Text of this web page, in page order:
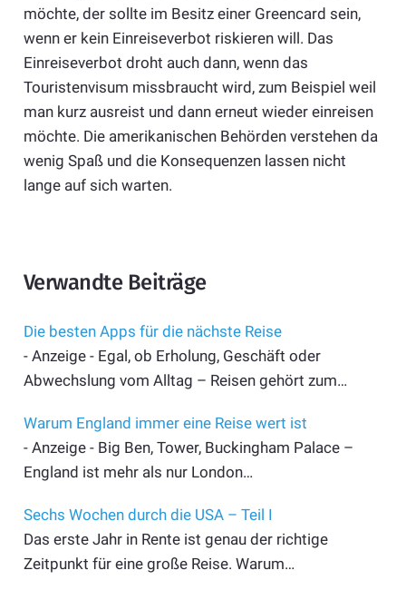
möchte, der sollte im Besitz einer Greencard sein,
wenn er kein Einreiseverbot riskieren will. Das
Einreiseverbot droht auch dann, wenn das
Touristenvisum missbraucht wird, zum Beispiel weil
man kurz ausreist und dann erneut wieder einreisen
möchte. Die amerikanischen Behörden verstehen da
wenig Spaß und die Konsequenzen lassen nicht
lange auf sich warten.
Verwandte Beiträge
Die besten Apps für die nächste Reise
- Anzeige - Egal, ob Erholung, Geschäft oder
Abwechslung vom Alltag – Reisen gehört zum…
Warum England immer eine Reise wert ist
- Anzeige - Big Ben, Tower, Buckingham Palace –
England ist mehr als nur London…
Sechs Wochen durch die USA – Teil I
Das erste Jahr in Rente ist genau der richtige
Zeitpunkt für eine große Reise. Warum…